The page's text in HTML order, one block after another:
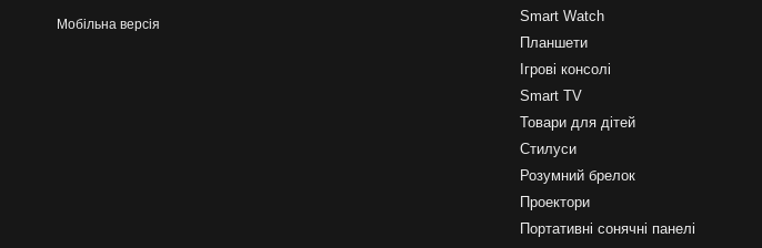
Мобільна версія
Smart Watch
Планшети
Ігрові консолі
Smart TV
Товари для дітей
Стилуси
Розумний брелок
Проектори
Портативні сонячні панелі